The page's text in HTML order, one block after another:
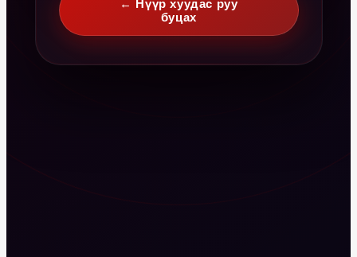
← Нүүр хуудас руу
буцах